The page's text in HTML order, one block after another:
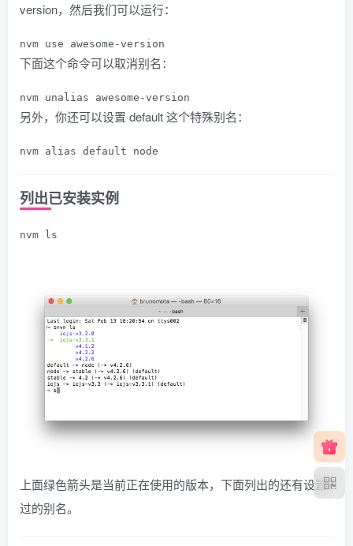
version，然后我们可以运行：
nvm use awesome -version
下面这个命令可以取消别名：
nvm unalias awesome -version
另外，你还可以设置 default这个特殊别名：
nvm alias default node
列出已安装实例
nvm ls
上面绿色箭头是当前正在使用的版本，下面列出的还有设置
过的别名。